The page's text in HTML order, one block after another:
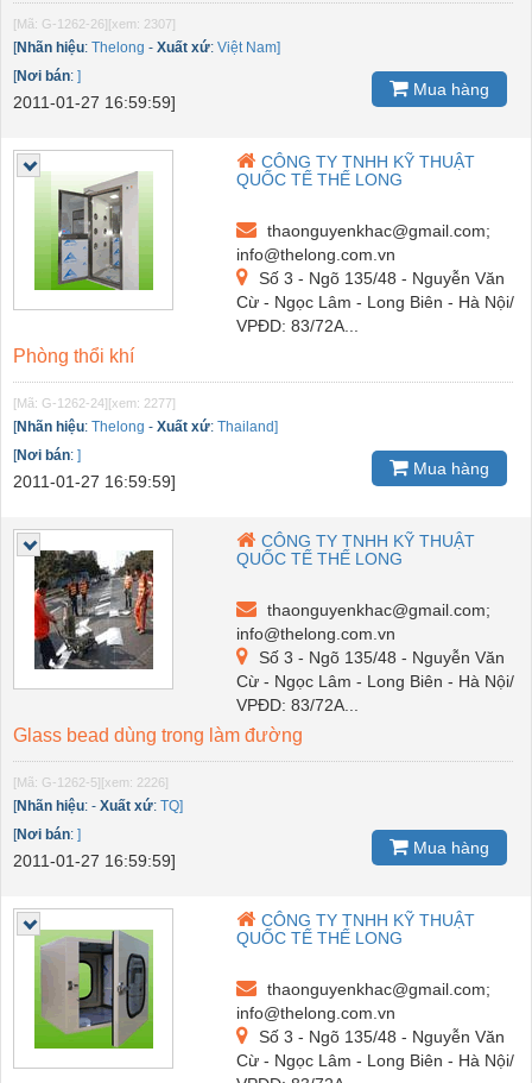
[Mã: G-1262-26][xem: 2307]
[Nhãn hiệu: Thelong - Xuất xứ: Việt Nam]
[Nơi bán: ]
2011-01-27 16:59:59]
Mua hàng
CÔNG TY TNHH KỸ THUẬT
QUỐC TẾ THẾ LONG
thaonguyenkhac@gmail.com;
info@thelong.com.vn
Số 3 - Ngõ 135/48 - Nguyễn Văn
Cừ - Ngọc Lâm - Long Biên - Hà Nội/
VPĐD: 83/72A...
Phòng thổi khí
[Mã: G-1262-24][xem: 2277]
[Nhãn hiệu: Thelong - Xuất xứ: Thailand]
[Nơi bán: ]
2011-01-27 16:59:59]
Mua hàng
CÔNG TY TNHH KỸ THUẬT
QUỐC TẾ THẾ LONG
thaonguyenkhac@gmail.com;
info@thelong.com.vn
Số 3 - Ngõ 135/48 - Nguyễn Văn
Cừ - Ngọc Lâm - Long Biên - Hà Nội/
VPĐD: 83/72A...
Glass bead dùng trong làm đường
[Mã: G-1262-5][xem: 2226]
[Nhãn hiệu: - Xuất xứ: TQ]
[Nơi bán: ]
2011-01-27 16:59:59]
Mua hàng
CÔNG TY TNHH KỸ THUẬT
QUỐC TẾ THẾ LONG
thaonguyenkhac@gmail.com;
info@thelong.com.vn
Số 3 - Ngõ 135/48 - Nguyễn Văn
Cừ - Ngọc Lâm - Long Biên - Hà Nội/